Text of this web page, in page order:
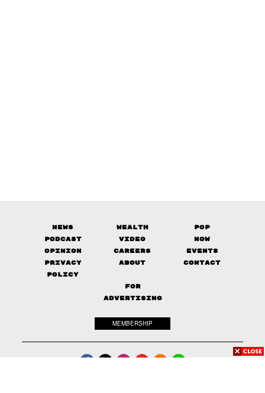
News Wealth
Pop
Podcast
Video
Now
Opinion
Careers
Events
Privacy
Policy
About Contact
FOR
ADVERTISING
MEMBERSHIP